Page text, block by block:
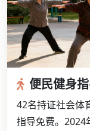
便民健身
42名持证社会体
指导免费。2024